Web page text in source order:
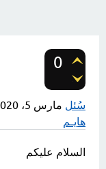
0
سُئل مارس 5، 2020
هايـم
السلام عليكم